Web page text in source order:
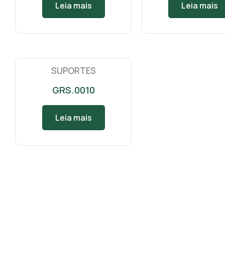
Leia mais Leia mais
SUPORTES
GRS.0010
Leia mais